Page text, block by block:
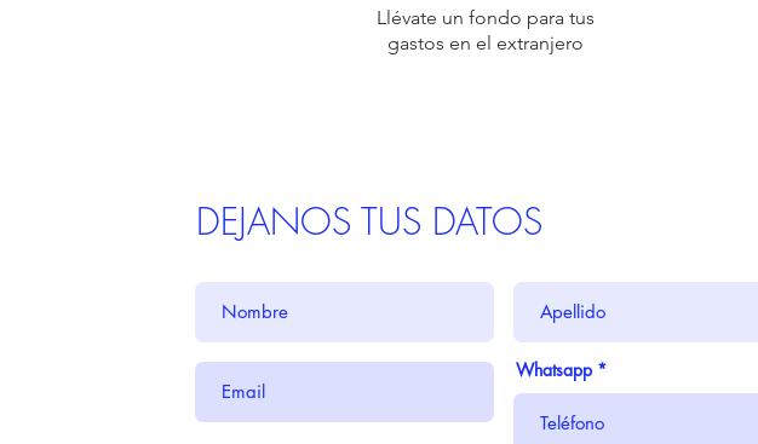
Llévate un fondo para tus
gastos en el extranjero
DEJANOS TUS DATOS
Whatsapp